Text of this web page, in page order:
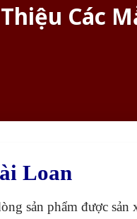
Các
Loan
sản phẩm được